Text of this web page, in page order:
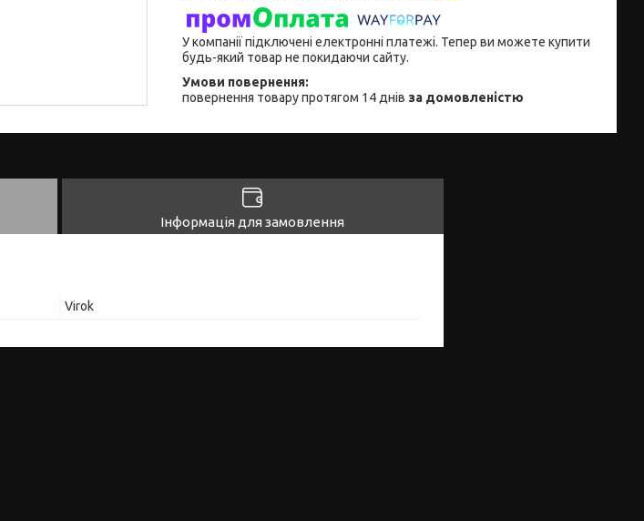
У компанії підключені електронні платежі. Тепер ви можете купити
будь-який товар не покидаючи сайту.
повернення товару протягом 14 днів за домовленістю
Інформація для замовлення
Virok